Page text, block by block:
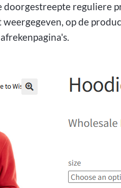
doorgestreepte reguliere
op de